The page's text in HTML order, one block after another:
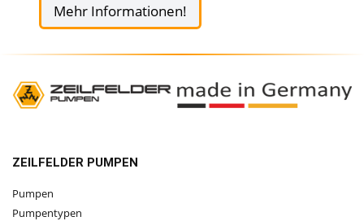
Mehr Informationen!
ZEILFELDER PUMPEN
Pumpen
Pumpentypen